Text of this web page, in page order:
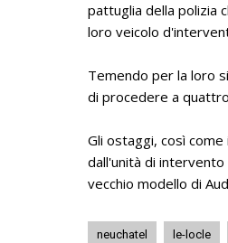
pattuglia della polizia
loro veicolo
Temendo per la loro
di procedere a
Gli ostaggi, così
dall'unità di intervento
vecchio modello di
neuchatel le-locle